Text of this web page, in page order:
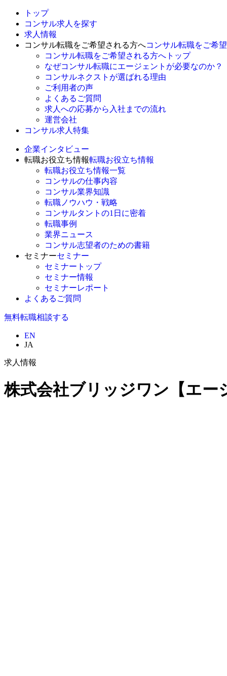
トップ
コンサル求人を探す
求人情報
コンサル転職をご希望される方へコンサル転職をご希
コンサル転職をご希望される方へトップ
なぜコンサル転職にエージェントが必要なのか？
コンサルネクストが選ばれる理由
ご利用者の声
よくあるご質問
求人への応募から入社までの流れ
運営会社
コンサル求人特集
企業インタビュー
転職お役立ち情報転職お役立ち情報
転職お役立ち情報一覧
コンサルの仕事内容
コンサル業界知識
転職ノウハウ・戦略
コンサルタントの1日に密着
転職事例
業界ニュース
コンサル志望者のための書籍
セミナーセミナー
セミナートップ
セミナー情報
セミナーレポート
よくあるご質問
無料転職相談する
EN
JA
求人情報
株式会社ブリッジワン【エー